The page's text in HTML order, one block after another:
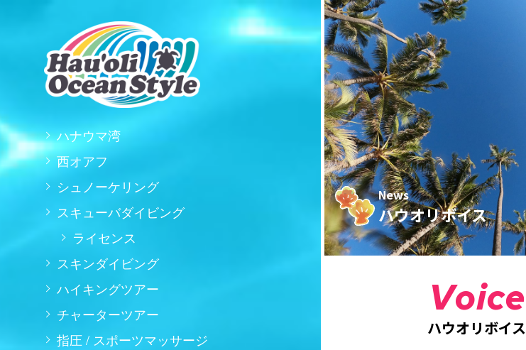
ハナウマ湾
西オアフ
シュノーケリング
スキューバダイビング
ライセンス
スキンダイビング
ハイキングツアー
チャーターツアー
指圧 / スポーツマッサージ
News
ハウオリボイス
Voice
ハウオリボイス